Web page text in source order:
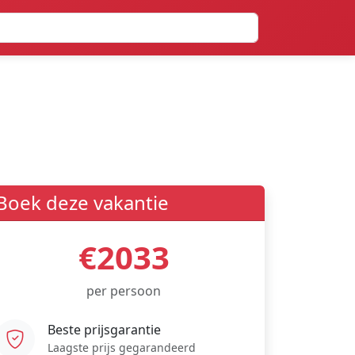
deze vakantie
€2033
per persoon
Beste prijsgarantie
Laagste prijs gegarandeerd